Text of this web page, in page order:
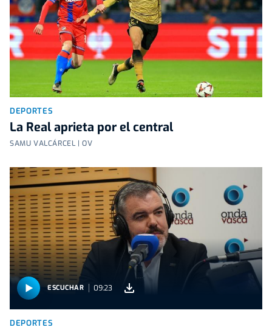
DEPORTES
La Real aprieta por el central
SAMU VALCÁRCEL | OV
ESCUCHAR 09:23
DEPORTES